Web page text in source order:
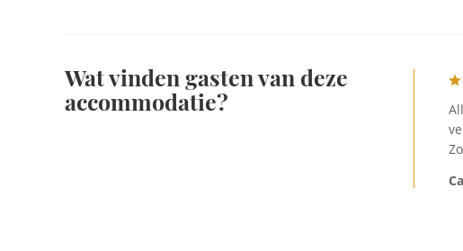
Wat vinden gasten van deze
accommodatie?